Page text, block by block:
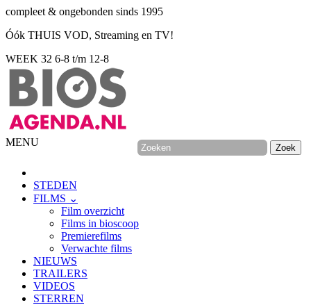
compleet & ongebonden sinds 1995
Óók THUIS VOD, Streaming en TV!
WEEK 32 6-8 t/m 12-8
MENU
STEDEN
FILMS ⌄
Film overzicht
Films in bioscoop
Premierefilms
Verwachte films
NIEUWS
TRAILERS
VIDEOS
STERREN